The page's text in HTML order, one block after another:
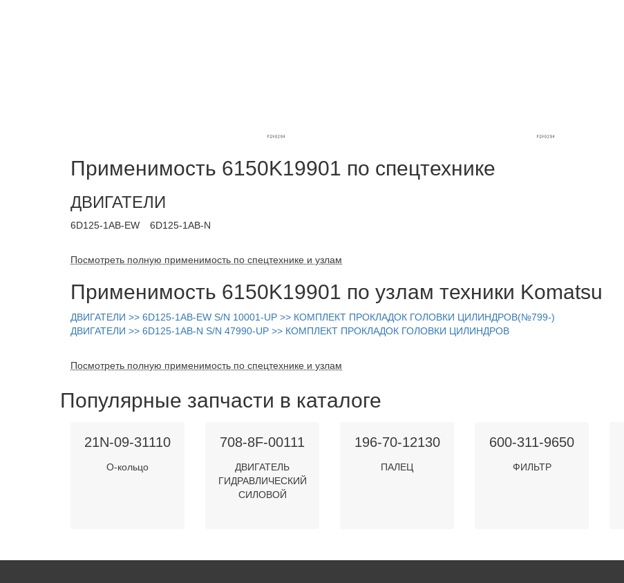
Применимость 6150K19901 по спецтехнике
ДВИГАТЕЛИ
6D125-1AB-EW 6D125-1AB-N
Посмотреть полную применимость по спецтехнике и узлам
Применимость 6150K19901 по узлам техники Komatsu
ДВИГАТЕЛИ >> 6D125-1AB-EW S/N 10001-UP >> КОМПЛЕКТ ПРОКЛАДОК ГОЛОВКИ ЦИЛИНДРОВ(№799-)
ДВИГАТЕЛИ >> 6D125-1AB-N S/N 47990-UP >> КОМПЛЕКТ ПРОКЛАДОК ГОЛОВКИ ЦИЛИНДРОВ
Посмотреть полную применимость по спецтехнике и узлам
Популярные запчасти в каталоге
21N-09-31110
О-кольцо
708-8F-00111
ДВИГАТЕЛЬ
ГИДРАВЛИЧЕСКИЙ
СИЛОВОЙ
196-70-12130
ПАЛЕЦ
600-311-9650
ФИЛЬТР